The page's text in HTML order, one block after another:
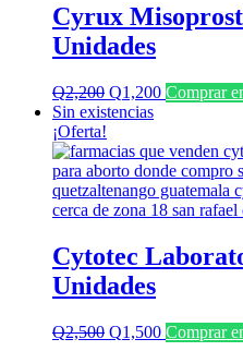
Cyrux
Unidades
Q2,200 El
precio
era:
Q2,200.
Q1,200El
es:
Q1,200.
Comprar
Sin existencias
¡Oferta!
Cytotec
Unidades
Q2,500 El
Q1,500ElComprar